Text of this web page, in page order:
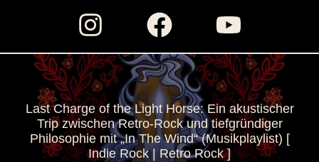
Last Charge of the Light Horse: Ein akustischer
Trip zwischen Retro-Rock und tiefgründiger
Philosophie mit „In The Wind“ (Musikplaylist) [
Indie Rock | Retro Rock ]